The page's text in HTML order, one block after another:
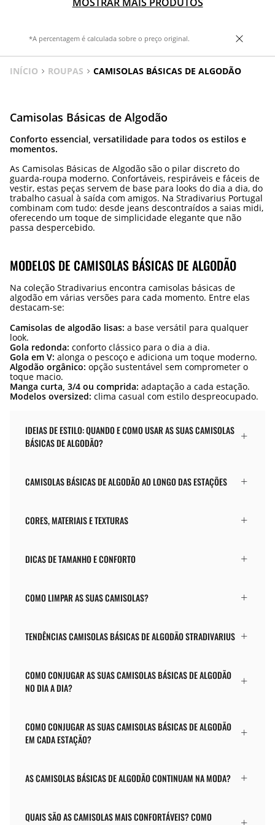
*A percentagem é calculada sobre o preço original.
INÍCIO ROUPAS CAMISOLAS BÁSICAS DE ALGODÃO
Camisolas Básicas de Algodão
Conforto essencial, versatilidade para todos os estilos e
momentos.
As Camisolas Básicas de Algodão são o pilar discreto do
guarda-roupa moderno. Confortáveis, respiráveis e fáceis de
vestir, estas peças servem de base para looks do dia a dia, do
trabalho casual à saída com amigos. Na Stradivarius Portugal
combinam com tudo: desde jeans descontraídos a saias midi,
oferecendo um toque de simplicidade elegante que não
passa despercebido.
MODELOS DE CAMISOLAS BÁSICAS DE ALGODÃO
Na coleção Stradivarius encontra camisolas básicas de
algodão em várias versões para cada momento. Entre elas
destacam-se:
Camisolas de algodão lisas: a base versátil para qualquer
look.
Gola redonda: conforto clássico para o dia a dia.
Gola em V: alonga o pescoço e adiciona um toque moderno.
Algodão orgânico: opção sustentável sem comprometer o
toque macio.
Manga curta, 3/4 ou comprida: adaptação a cada estação.
Modelos oversized: clima casual com estilo despreocupado.
IDEIAS DE ESTILO: QUANDO E COMO USAR AS SUAS CAMISOLAS
BÁSICAS DE ALGODÃO?
CAMISOLAS BÁSICAS DE ALGODÃO AO LONGO DAS ESTAÇÕES
CORES, MATERIAIS E TEXTURAS
DICAS DE TAMANHO E CONFORTO
COMO LIMPAR AS SUAS CAMISOLAS?
TENDÊNCIAS CAMISOLAS BÁSICAS DE ALGODÃO STRADIVARIUS
COMO CONJUGAR AS SUAS CAMISOLAS BÁSICAS DE ALGODÃO
NO DIA A DIA?
COMO CONJUGAR AS SUAS CAMISOLAS BÁSICAS DE ALGODÃO
EM CADA ESTAÇÃO?
AS CAMISOLAS BÁSICAS DE ALGODÃO CONTINUAM NA MODA?
QUAIS SÃO AS CAMISOLAS MAIS CONFORTÁVEIS? COMO